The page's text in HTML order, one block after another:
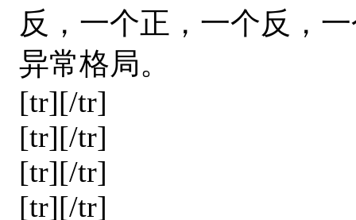
反，一个正，一个反，
异常格局。
[tr][/tr]
[tr][/tr]
[tr][/tr]
[tr][/tr]